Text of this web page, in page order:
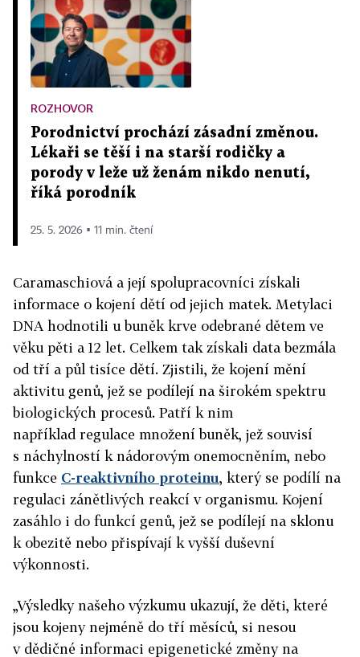
ROZHOVOR
Porodnictví prochází zásadní změnou.
Lékaři se těší i na starší rodičky a
porody v leže už ženám nikdo nenutí,
říká porodník
25. 5. 2026 ▪ 11 min. čtení
Caramaschiová a její spolupracovníci získali
informace o kojení dětí od jejich matek. Metylaci
DNA hodnotili u buněk krve odebrané dětem ve
věku pěti a 12 let. Celkem tak získali data bezmála
od tří a půl tisíce dětí. Zjistili, že kojení mění
aktivitu genů, jež se podílejí na širokém spektru
biologických procesů. Patří k nim
například regulace množení buněk, jež souvisí
s náchylností k nádorovým onemocněním, nebo
funkce C-reaktivního proteinu, který se podílí na
regulaci zánětlivých reakcí v organismu. Kojení
zasáhlo i do funkcí genů, jež se podílejí na sklonu
k obezitě nebo přispívají k vyšší duševní
výkonnosti.
„Výsledky našeho výzkumu ukazují, že děti, které
jsou kojeny nejméně do tří měsíců, si nesou
v dědičné informaci epigenetické změny na